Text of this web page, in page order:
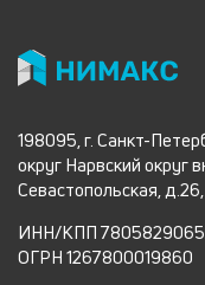
198095, г. Санкт-
округ Нарвский округ
Севастопольская,
ИНН/КПП
ОГРН 1267800019860